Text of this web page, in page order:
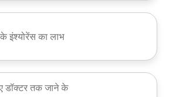
इंश्योरेंस का लाभ
डॉक्टर तक जाने के